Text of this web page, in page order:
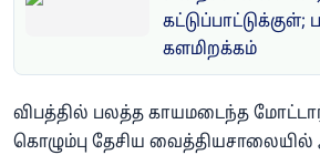
கட்டுப்பாட்டுக்குள்;
களமிறக்கம்
விபத்தில் பலத்த காயமடைந்த
கொழும்பு தேசிய வைத்தியசாலையில்